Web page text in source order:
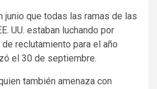
junio que todas las ramas de las
UU. estaban luchando por
reclutamiento para el año
el 30 de septiembre.
también amenaza con